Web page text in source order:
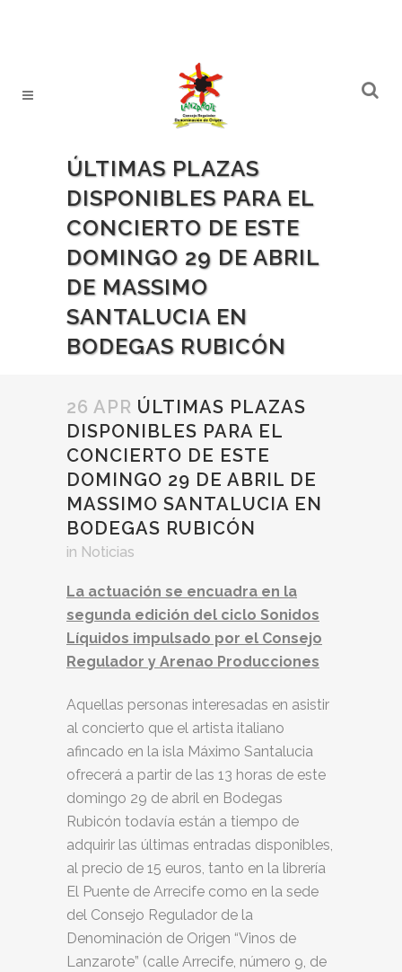
ÚLTIMAS PLAZAS
DISPONIBLES PARA EL
CONCIERTO DE ESTE
DOMINGO 29 DE ABRIL
DE MASSIMO
SANTALUCIA EN
BODEGAS RUBICÓN
26 APR ÚLTIMAS PLAZAS
DISPONIBLES PARA EL
CONCIERTO DE ESTE
DOMINGO 29 DE ABRIL DE
MASSIMO SANTALUCIA EN
BODEGAS RUBICÓN
in Noticias
La actuación se encuadra en la
segunda edición del ciclo Sonidos
Líquidos impulsado por el Consejo
Regulador y Arenao Producciones
Aquellas personas interesadas en asistir
al concierto que el artista italiano
afincado en la isla Máximo Santalucia
ofrecerá a partir de las 13 horas de este
domingo 29 de abril en Bodegas
Rubicón todavía están a tiempo de
adquirir las últimas entradas disponibles,
al precio de 15 euros, tanto en la librería
El Puente de Arrecife como en la sede
del Consejo Regulador de la
Denominación de Origen “Vinos de
Lanzarote” (calle Arrecife, número 9, de